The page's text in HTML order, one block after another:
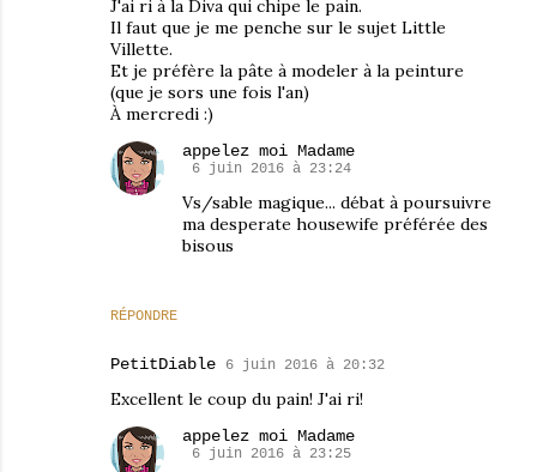
J'ai ri à la Diva qui chipe le pain.
Il faut que je me penche sur le sujet Little
Villette.
Et je préfère la pâte à modeler à la peinture
(que je sors une fois l'an)
À mercredi :)
RÉPONDRE
appelez moi Madame
6 juin 2016 à 23:24
Vs/sable magique... débat à poursuivre
ma desperate housewife préférée des
bisous
PetitDiable 6 juin 2016 à 20:32
Excellent le coup du pain! J'ai ri!
appelez moi Madame
6 juin 2016 à 23:25